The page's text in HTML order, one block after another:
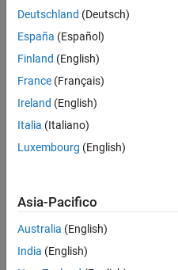
Refer: An
Introduction
to Support
Machines
and Other
Kernel-
Learning
Cristianini
and John
Taylor]
Deutschland (Deutsch)
España (Español)
Finland (English)
France (Français)
Ireland (English)
Italia (Italiano)
Luxembourg (English)
Asia-Pacifico
Australia (English)
India (English)